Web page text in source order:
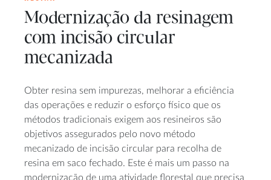
Modernização da resinagem
com incisão circular
mecanizada
Obter resina sem impurezas, melhorar a eficiência
das operações e reduzir o esforço físico que os
métodos tradicionais exigem aos resineiros são
objetivos assegurados pelo novo método
mecanizado de incisão circular para recolha de
resina em saco fechado. Este é mais um passo na
modernização de uma atividade florestal que precisa